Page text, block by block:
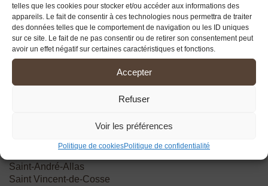
telles que les cookies pour stocker et/ou accéder aux informations des
appareils. Le fait de consentir à ces technologies nous permettra de traiter
des données telles que le comportement de navigation ou les ID uniques
sur ce site. Le fait de ne pas consentir ou de retirer son consentement peut
avoir un effet négatif sur certaines caractéristiques et fonctions.
Accepter
Refuser
Voir les préférences
Politique de cookiesPolitique de confidentialité
13 communes
/// votre Territoire communautaire
Marcillac Saint Quentin
Saint-André-Allas
Saint Vincent-de-Cosse